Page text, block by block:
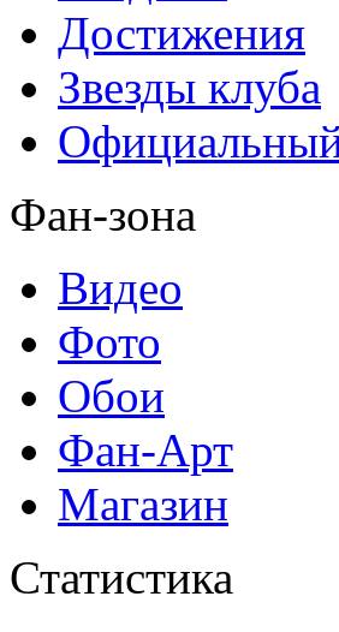
Достижения
Звезды клуба
Фан-зона
Видео
Фото
Обои
Фан-Арт
Магазин
Статистика